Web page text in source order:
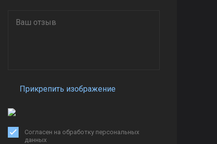
Прикрепить изображение
Согласен на обработку персональных
данных